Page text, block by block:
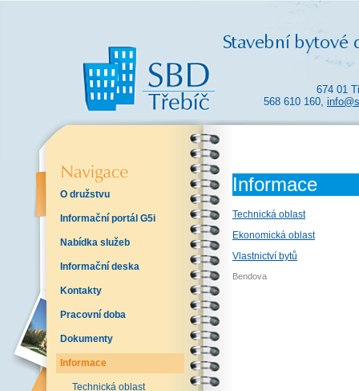
674 01
568 610 160,
O družstvu
Informační portál G5i
Nabídka služeb
Informační deska
Kontakty
Pracovní doba
Dokumenty
Informace
Technická oblast
Informace
Technická oblast
Ekonomická oblast
Vlastnictví bytů
Bendova